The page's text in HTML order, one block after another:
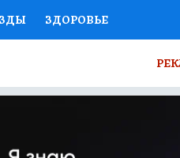
ЗДОРОВЬЕ
СЕКРЕТЫ ПУТЕВОДИТЕЛЬ